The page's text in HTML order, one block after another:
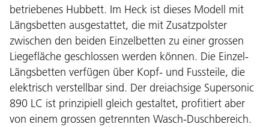
betriebenes Hubbett. Im Heck ist dieses Modell mit
Längsbetten ausgestattet, die mit Zusatzpolster
zwischen den beiden Einzelbetten zu einer grossen
Liegefläche geschlossen werden können. Die Einzel-
Längsbetten verfügen über Kopf- und Fussteile, die
elektrisch verstellbar sind. Der dreiachsige Supersonic
890 LC ist prinzipiell gleich gestaltet, profitiert aber
von einem grossen getrennten Wasch-Duschbereich.